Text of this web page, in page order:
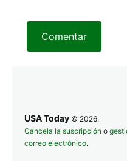
Comentar
USA Today © 2026.
Cancela la suscripción o
correo electrónico.